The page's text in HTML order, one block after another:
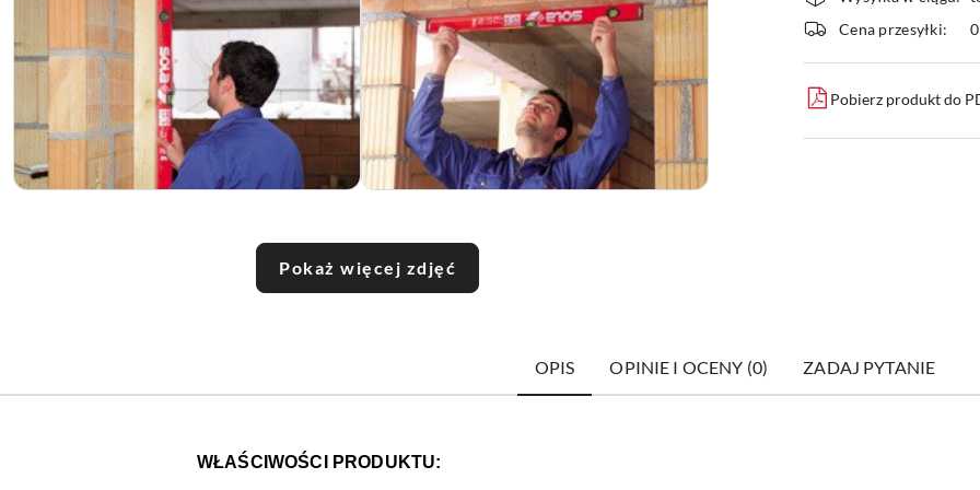
Pokaż więcej zdjęć
i
dostawa
Cena przesyłki:
0
Pobierz produkt do
OPIS OPINIE I OCENY (0) ZADAJ PYTANIE
WŁAŚCIWOŚCI PRODUKTU: